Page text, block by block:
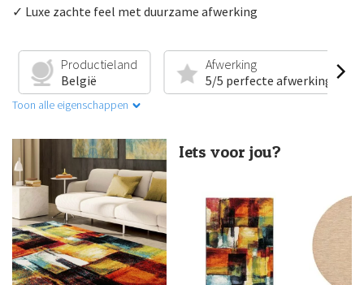
✓ Luxe zachte feel met duurzame afwerking
Productieland
België
Afwerking
5/5 perfecte afwerking
Toon alle eigenschappen
Iets voor jou?